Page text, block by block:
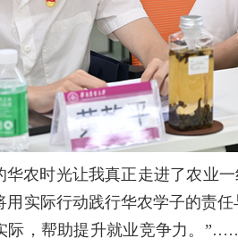
华农时光让我真正走进了农业
用实际行动践行华农学子的责
际，帮助提升就业竞争力。